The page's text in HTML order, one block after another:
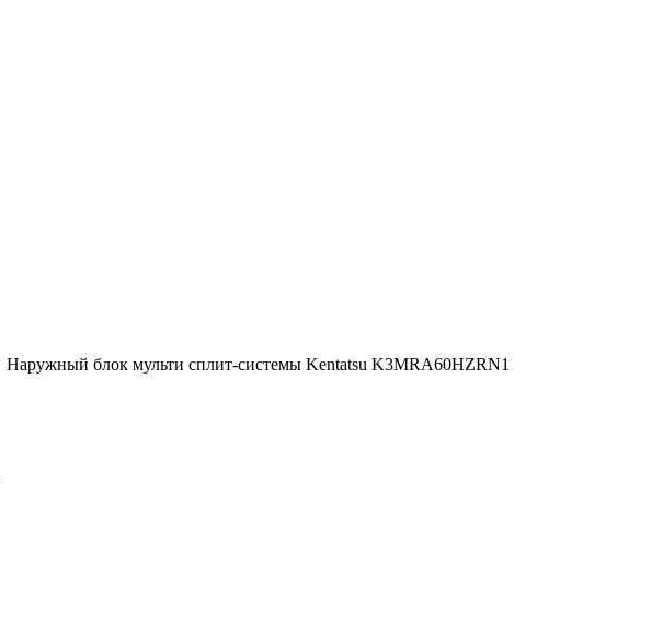
Наружный блок мульти сплит-системы Kentatsu K3MRA60HZRN1